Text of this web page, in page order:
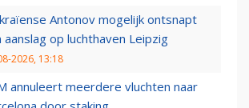
Antonov mogelijk ontsnapt
aanslag op luchthaven Leipzig
2026, 13:18
annuleert meerdere vluchten naar